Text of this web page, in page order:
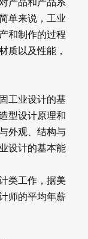
单来说，工业
和制作的过程
质以及性能，
工业设计的基
型设计原理和
外观、结构与
设计的基本能
类工作，据美
师的平均年薪